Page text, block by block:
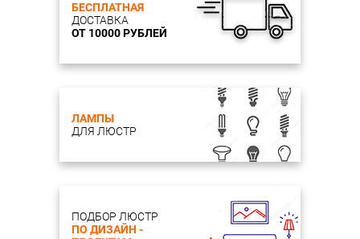
БЕСПЛАТНАЯ
ДОСТАВКА
ОТ 10000 РУБЛЕЙ
ЛАМПЫ
ДЛЯ ЛЮСТР
ПОДБОР ЛЮСТР
ПО ДИЗАЙН -